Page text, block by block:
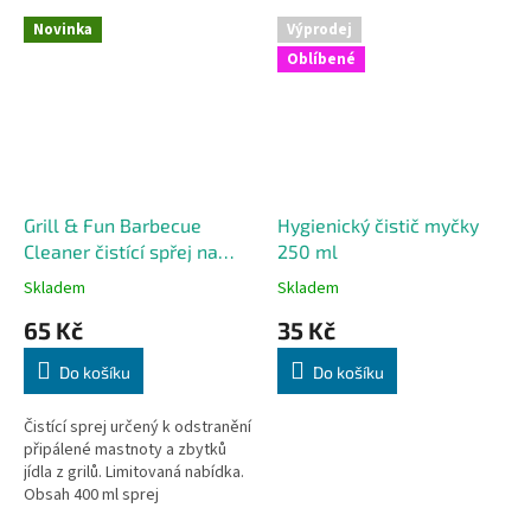
Novinka
Grill & Fun Barbecue
Cleaner čistící spřej na
grily 400 ml
Skladem
65 Kč
Do košíku
Čistící sprej určený k odstranění
připálené mastnoty a zbytků
jídla z grilů. Limitovaná nabídka.
Obsah 400 ml sprej
Výprodej
Oblíbené
Hygienický čistič myčky
250 ml
Skladem
35 Kč
Do košíku